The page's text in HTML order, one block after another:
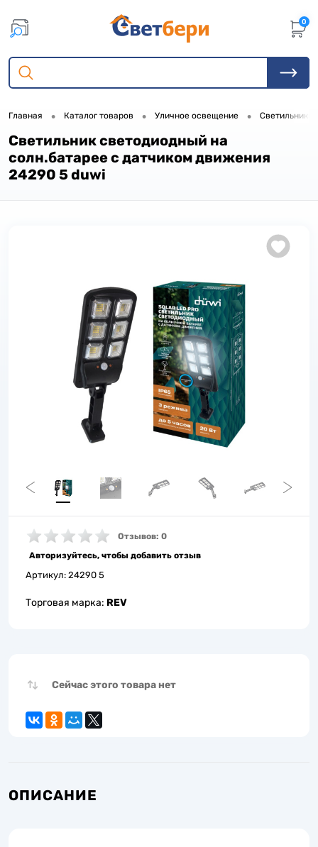
0
Главная • Каталог товаров • Уличное освещение • Светильники
Светильник светодиодный на
солн.батарее с датчиком движения
24290 5 duwi
Отзывов: 0
Авторизуйтесь, чтобы добавить отзыв
Артикул: 24290 5
Торговая марка: REV
Сейчас этого товара нет
ОПИСАНИЕ